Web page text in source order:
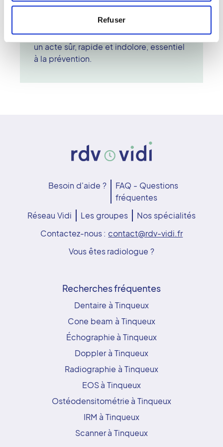
Refuser
détectées tôt, permettant une prise en
charge rapide et un suivi adapté. C'est
un acte sûr, rapide et indolore, essentiel
à la prévention.
Besoin d'aide ?
FAQ - Questions
fréquentes
Réseau Vidi
Les groupes
Nos spécialités
Contactez-nous : contact@rdv-vidi.fr
Vous êtes radiologue ?
Recherches fréquentes
Dentaire à Tinqueux
Cone beam à Tinqueux
Échographie à Tinqueux
Doppler à Tinqueux
Radiographie à Tinqueux
EOS à Tinqueux
Ostéodensitométrie à Tinqueux
IRM à Tinqueux
Scanner à Tinqueux